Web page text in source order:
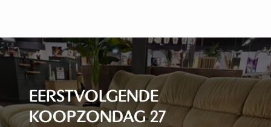
EERSTVOLGENDE
KOOPZONDAG 27